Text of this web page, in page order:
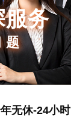
服务
无休-24小时